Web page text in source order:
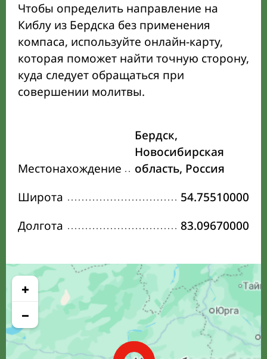
Чтобы определить направление на
Киблу из Бердска без применения
компаса, используйте онлайн-карту,
которая поможет найти точную сторону,
куда следует обращаться при
совершении молитвы.
Местонахождение
Бердск,
Новосибирская
область, Россия
Широта
54.75510000
Долгота
83.09670000
+
−